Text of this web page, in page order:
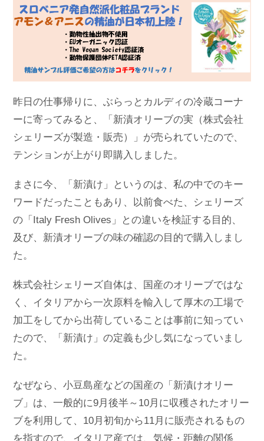
昨日の仕事帰りに、ぶらっとカルディの冷蔵コーナ
ーに寄ってみると、「新漬オリーブの実（株式会社
シェリーズが製造・販売）」が売られていたので、
テンションが上がり即購入しました。
まさに今、「新漬け」というのは、私の中でのキー
ワードだったこともあり、以前食べた、シェリーズ
の「Italy Fresh Olives」との違いを検証する目的、
及び、新漬オリーブの味の確認の目的で購入しまし
た。
株式会社シェリーズ自体は、国産のオリーブではな
く、イタリアから一次原料を輸入して厚木の工場で
加工をしてから出荷していることは事前に知ってい
たので、「新漬け」の定義も少し気になっていまし
た。
なぜなら、小豆島産などの国産の「新漬けオリー
ブ」は、一般的に9月後半～10月に収穫されたオリー
ブを利用して、10月初旬から11月に販売されるもの
を指すので、イタリア産では、気候・距離の関係